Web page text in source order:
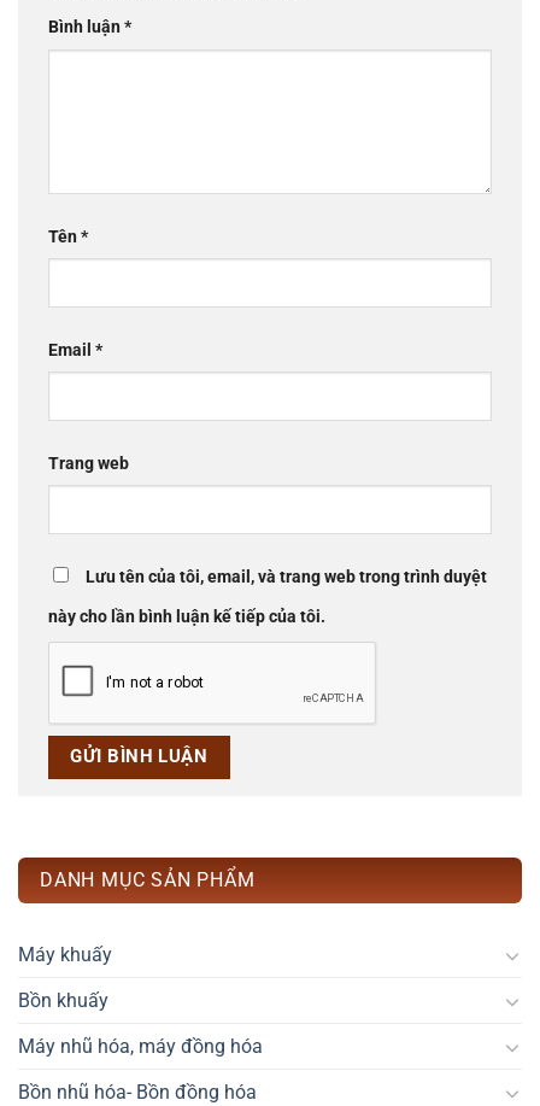
Bình luận*
Tên*
Email *
Trang web
Lưu tên của tôi, email, và trang web trong trình duyệt
này cho lần bình luận kế tiếp của tôi.
DANH MỤC SẢN PHẨM
Máy khuấy
Bồn khuấy
Máy nhũ hóa, máy đồng hóa
Bồn nhũ hóa- Bồn đồng hóa